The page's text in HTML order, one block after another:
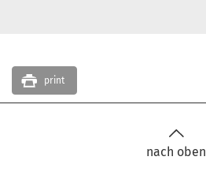
print
nach oben